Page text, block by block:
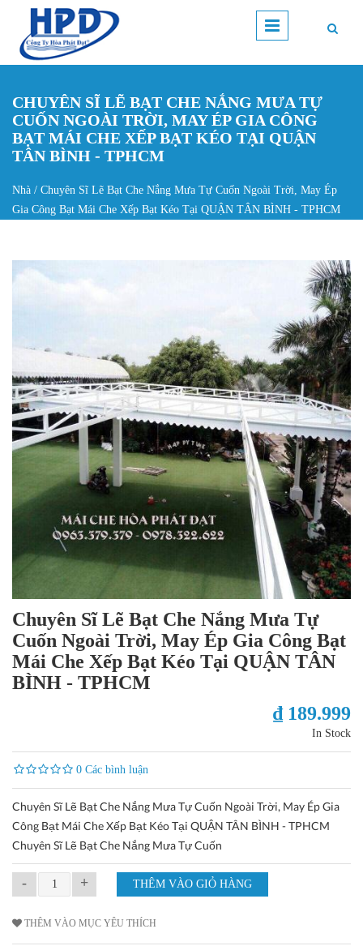
Nhảy đến nội dung
CHUYÊN SĨ LẼ BẠT CHE NẮNG MƯA TỰ
CUỐN NGOÀI TRỜI, MAY ÉP GIA CÔNG
BẠT MÁI CHE XẾP BẠT KÉO TẠI QUẬN
TÂN BÌNH - TPHCM
Bạn đang ở đây
Nhà / Chuyên Sĩ Lẽ Bạt Che Nắng Mưa Tự Cuốn Ngoài Trời, May Ép
Gia Công Bạt Mái Che Xếp Bạt Kéo Tại QUẬN TÂN BÌNH - TPHCM
Chuyên Sĩ Lẽ Bạt Che Nắng Mưa Tự
Cuốn Ngoài Trời, May Ép Gia Công Bạt
Mái Che Xếp Bạt Kéo Tại QUẬN TÂN
BÌNH - TPHCM
₫ 189.999
In Stock
0 Các bình luận
Chuyên Sĩ Lẽ Bạt Che Nắng Mưa Tự Cuốn Ngoài Trời, May Ép Gia
Công Bạt Mái Che Xếp Bạt Kéo Tại QUẬN TÂN BÌNH - TPHCM
Chuyên Sĩ Lẽ Bạt Che Nắng Mưa Tự Cuốn
- +
THÊM VÀO MỤC YÊU THÍCH